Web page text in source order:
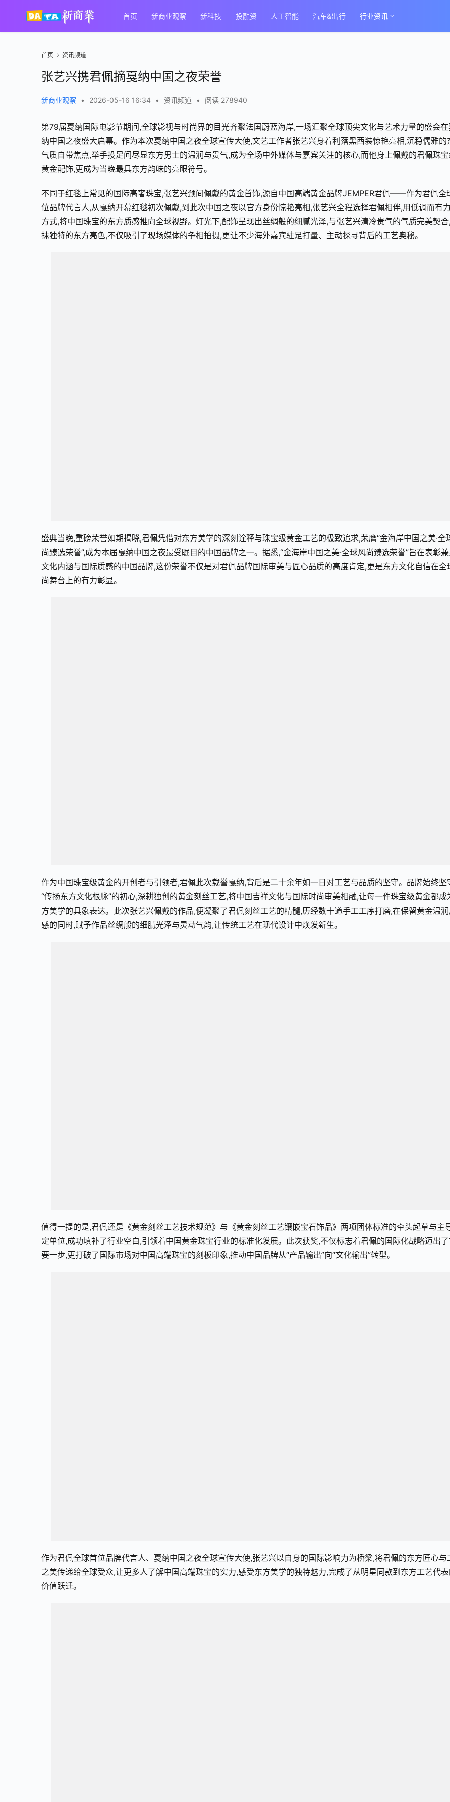
首页 新商业观察 新科技 投融资 人工智能 汽车&出行 行业资讯
首页 资讯频道
张艺兴携君佩摘戛纳中国之夜荣誉
新商业观察 • 2026-05-16 16:34 • 资讯频道 • 阅读 278940
第79届戛纳国际电影节期间,全球影视与时尚界的目光齐聚法国蔚蓝海岸,一场汇聚全球顶尖文化与艺术力量的盛会
纳中国之夜盛大启幕。作为本次戛纳中国之夜全球宣传大使,文艺工作者张艺兴身着利落黑西装惊艳亮相,沉稳儒雅的
气质自带焦点,举手投足间尽显东方男士的温润与贵气,成为全场中外媒体与嘉宾关注的核心,而他身上佩戴的君佩珠
黄金配饰,更成为当晚最具东方韵味的亮眼符号。
不同于红毯上常见的国际高奢珠宝,张艺兴颈间佩戴的黄金首饰,源自中国高端黄金品牌JEMPER君佩——作为君佩全
位品牌代言人,从戛纳开幕红毯初次佩戴,到此次中国之夜以官方身份惊艳亮相,张艺兴全程选择君佩相伴,用低调而有
方式,将中国珠宝的东方质感推向全球视野。灯光下,配饰呈现出丝绸般的细腻光泽,与张艺兴清冷贵气的气质完美契
抹独特的东方亮色,不仅吸引了现场媒体的争相拍摄,更让不少海外嘉宾驻足打量、主动探寻背后的工艺奥秘。
盛典当晚,重磅荣誉如期揭晓,君佩凭借对东方美学的深刻诠释与珠宝级黄金工艺的极致追求,荣膺“金海岸中国之美·全
尚臻选荣誉”,成为本届戛纳中国之夜最受瞩目的中国品牌之一。据悉,“金海岸中国之美·全球风尚臻选荣誉”旨在表彰
文化内涵与国际质感的中国品牌,这份荣誉不仅是对君佩品牌国际审美与匠心品质的高度肯定,更是东方文化自信在全
尚舞台上的有力彰显。
作为中国珠宝级黄金的开创者与引领者,君佩此次载誉戛纳,背后是二十余年如一日对工艺与品质的坚守。品牌始终坚
“传扬东方文化根脉”的初心,深耕独创的黄金刻丝工艺,将中国吉祥文化与国际时尚审美相融,让每一件珠宝级黄金都成
方美学的具象表达。此次张艺兴佩戴的作品,便凝聚了君佩刻丝工艺的精髓,历经数十道手工工序打磨,在保留黄金温
感的同时,赋予作品丝绸般的细腻光泽与灵动气韵,让传统工艺在现代设计中焕发新生。
值得一提的是,君佩还是《黄金刻丝工艺技术规范》与《黄金刻丝工艺镶嵌宝石饰品》两项团体标准的牵头起草与主
定单位,成功填补了行业空白,引领着中国黄金珠宝行业的标准化发展。此次获奖,不仅标志着君佩的国际化战略迈出
要一步,更打破了国际市场对中国高端珠宝的刻板印象,推动中国品牌从“产品输出”向“文化输出”转型。
作为君佩全球首位品牌代言人、戛纳中国之夜全球宣传大使,张艺兴以自身的国际影响力为桥梁,将君佩的东方匠心与
之美传递给全球受众,让更多人了解中国高端珠宝的实力,感受东方美学的独特魅力,完成了从明星同款到东方工艺代
价值跃迁。